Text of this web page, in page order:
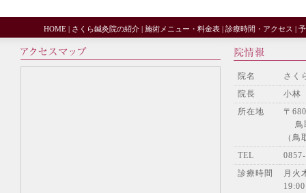
HOME| さくら鍼灸院の紹介| 施術メニュー・料金表| 診療時間・アクセス |
院名
さく
院長
小林
所在地
〒
鳥
（
TEL
診療時間
月火
19:00